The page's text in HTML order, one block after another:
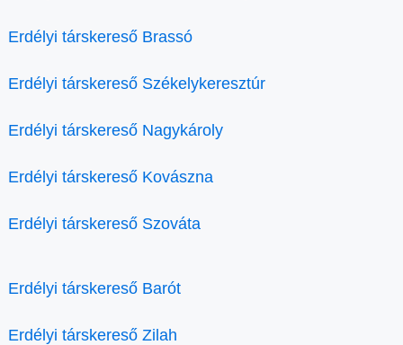
Erdélyi társkereső Brassó
Erdélyi társkereső Székelykeresztúr
Erdélyi társkereső Nagykároly
Erdélyi társkereső Kovászna
Erdélyi társkereső Szováta
Erdélyi társkereső Barót
Erdélyi társkereső Zilah